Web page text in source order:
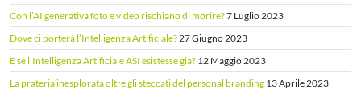
Con l’AI generativa foto e video rischiano di morire?7 Luglio 2023
Dove ci porterà l’Intelligenza Artificiale? 27 Giugno 2023
E se l’Intelligenza Artificiale ASI esistesse già? 12 Maggio 2023
La prateria inesplorata oltre gli steccati del personal branding 13 Aprile 2023